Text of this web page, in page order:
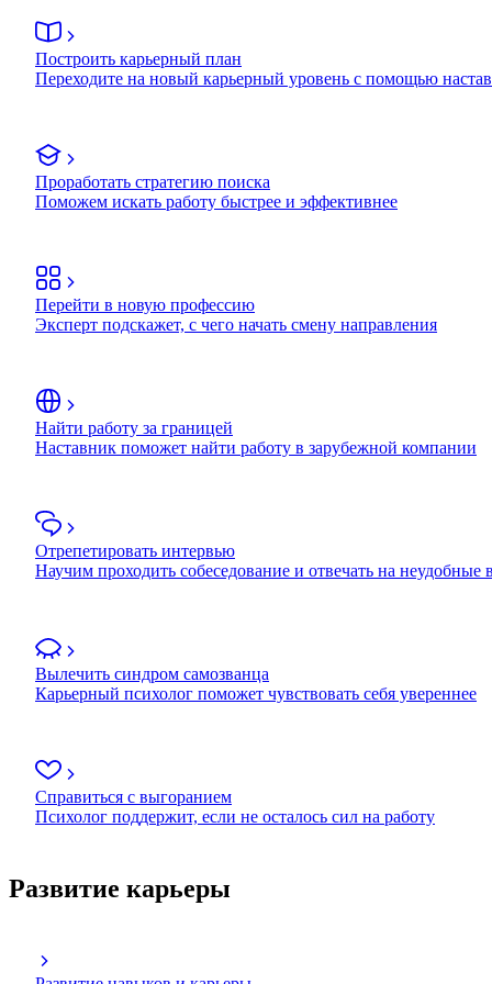
Построить карьерный план
Переходите на новый карьерный уровень с помощью
Проработать стратегию поиска
Поможем искать работу быстрее и эффективнее
Перейти в новую профессию
Эксперт подскажет, с чего начать смену направления
Найти работу за границей
Наставник поможет найти работу в зарубежной компании
Отрепетировать интервью
Научим проходить собеседование и отвечать на неудобные
Вылечить синдром самозванца
Карьерный психолог поможет чувствовать себя увереннее
Справиться с выгоранием
Психолог поддержит, если не осталось сил на работу
Развитие карьеры